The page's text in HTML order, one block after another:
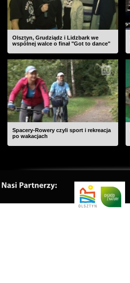
Olsztyn, Grudziądz i Lidzbark we
wspólnej walce o finał "Got to dance"
Spacery-Rowery czyli sport i rekreacja
po wakacjach